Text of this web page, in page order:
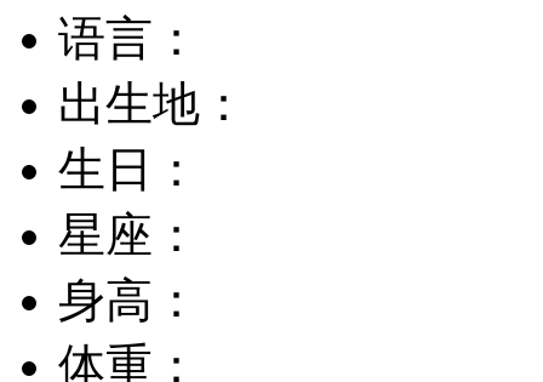
语言：
出生地：
生日：
星座：
身高：
体重：